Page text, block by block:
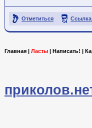
Отметиться Ссылка
Главная Ласты Написать!